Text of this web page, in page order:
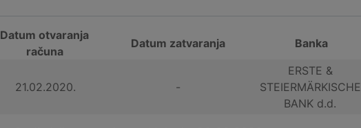
Datum otvaranja
računa
Datum zatvaranja Banka
21.02.2020. -
ERSTE &
STEIERMÄRKISCHE
BANK d.d.